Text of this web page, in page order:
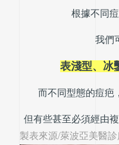
根據不同
我們
表淺型、冰
而不同型態的痘疤
但有些甚至必須經由
製表來源/萊波亞美醫診